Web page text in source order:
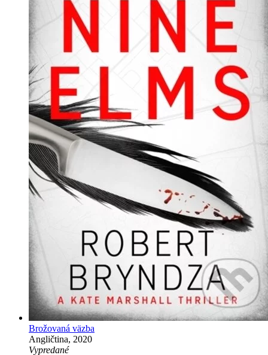
Brožovaná väzba
Angličtina, 2020
Vypredané